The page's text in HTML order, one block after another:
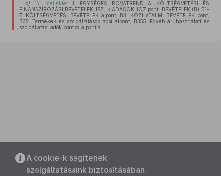
c)
15. melléklet I. EGYSÉGES ROVATREND A KÖLTSÉGVETÉSI ÉS
FINANSZÍROZÁSI BEVÉTELEKHEZ, KIADÁSOKHOZ pont, BEVÉTELEK (B) B1-
7. KÖLTSÉGVETÉSI BEVÉTELEK alpont, B3. KÖZHATALMI BEVÉTELEK pont,
B35. Termékek és szolgáltatások adói alpont, B355. Egyéb áruhasználati és
szolgáltatási adók pont a) alpontja.
A cookie-k segítenek
szolgáltatásaink biztosításában.